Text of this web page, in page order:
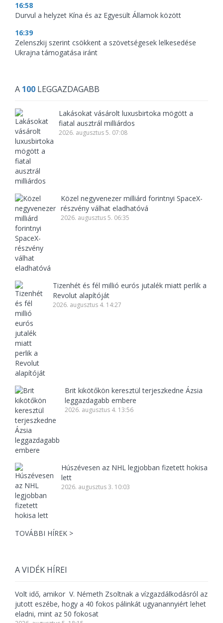
16:58
Durvul a helyzet Kína és az Egyesült Államok között
16:39
Zelenszkij szerint csökkent a szövetségesek lelkesedése
Ukrajna támogatása iránt
A 100 LEGGAZDAGABB
Lakásokat vásárolt luxusbirtoka mögött a
fiatal ausztrál milliárdos
2026. augusztus 5. 07:08
Közel negyvenezer milliárd forintnyi SpaceX-
részvény válhat eladhatóvá
2026. augusztus 5. 06:35
Tizenhét és fél millió eurós jutalék miatt perlik a
Revolut alapítóját
2026. augusztus 4. 14:27
Brit kikötőkön keresztül terjeszkedne Ázsia
leggazdagabb embere
2026. augusztus 4. 13:56
Húszévesen az NHL legjobban fizetett hokisa
lett
2026. augusztus 3. 10:03
TOVÁBBI HÍREK >
A VIDÉK HÍREI
Volt idő, amikor V. Németh Zsoltnak a vízgazdálkodásról az
jutott eszébe, hogy a 40 fokos pálinkát ugyanannyiért lehet
eladni, mint az 50 fokosat